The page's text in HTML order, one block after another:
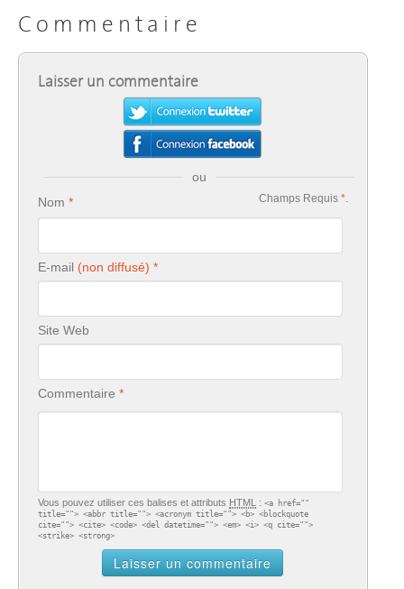
Commentaire
Laisser un commentaire
ou
Champs Requis *.
Nom
E-mail
Site Web
Commentaire
Vous pouvez utiliser ces balises et attributs HTML : <a href=""
title=""> <abbr title=""> <acronym title=""> <b> <blockquote
cite=""> <cite> <code> <del datetime=""> <em> <i> <q cite="">
<strike> <strong>